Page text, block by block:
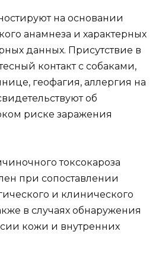
на основании
анамнеза и характерных
данных. Присутствие в
контакт с собаками,
геофагия, аллергия на
об
риске заражения
токсокароза
при сопоставлении
и клинического
в случаях обнаружения
кожи и внутренних